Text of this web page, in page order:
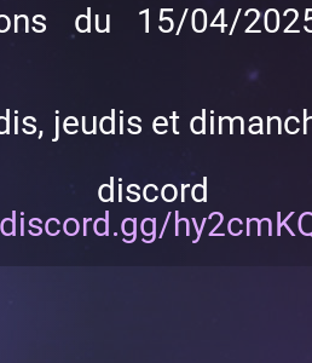
du 15/04/
jeudis et